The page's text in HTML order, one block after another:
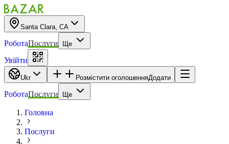
Santa Clara, CA
РоботаПослуги Ще
Увійти
Ukr Розмістити оголошенняДодати
РоботаПослуги Ще
Головна
Послуги